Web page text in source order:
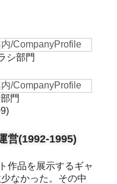
シ部門
門
営(1992-1995)
なかった。その中